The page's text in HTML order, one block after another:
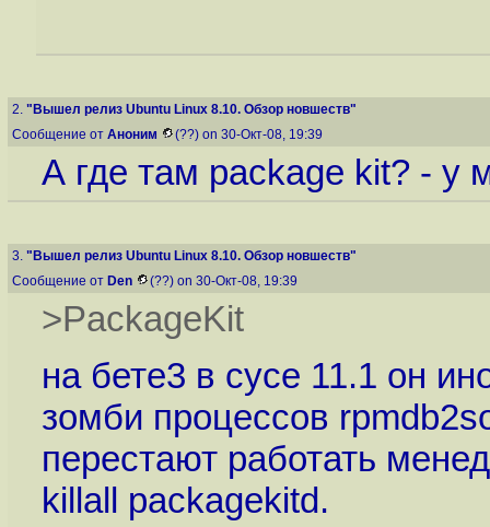
2. "Вышел релиз Ubuntu Linux 8.10. Обзор новшеств"
Сообщение от Аноним (??) on 30-Окт-08, 19:39
А где там package kit? - у
3. "Вышел релиз Ubuntu Linux 8.10. Обзор новшеств"
Сообщение от Den (??) on 30-Окт-08, 19:39
>PackageKit
на бете3 в сусе 11.1 он
зомби процессов
перестают работать
killall packagekitd.